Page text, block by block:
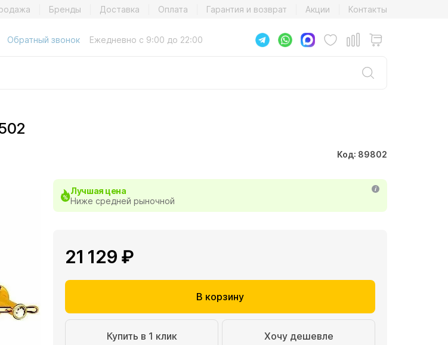
Бренды Доставка Оплата Гарантия и возврат Акции Контакты
Обратный звонок Ежедневно с 9:00 до 22:00
Код: 89802
Лучшая цена
Ниже средней рыночной
21 129 ₽
В корзину
Купить в 1 клик Хочу дешевле